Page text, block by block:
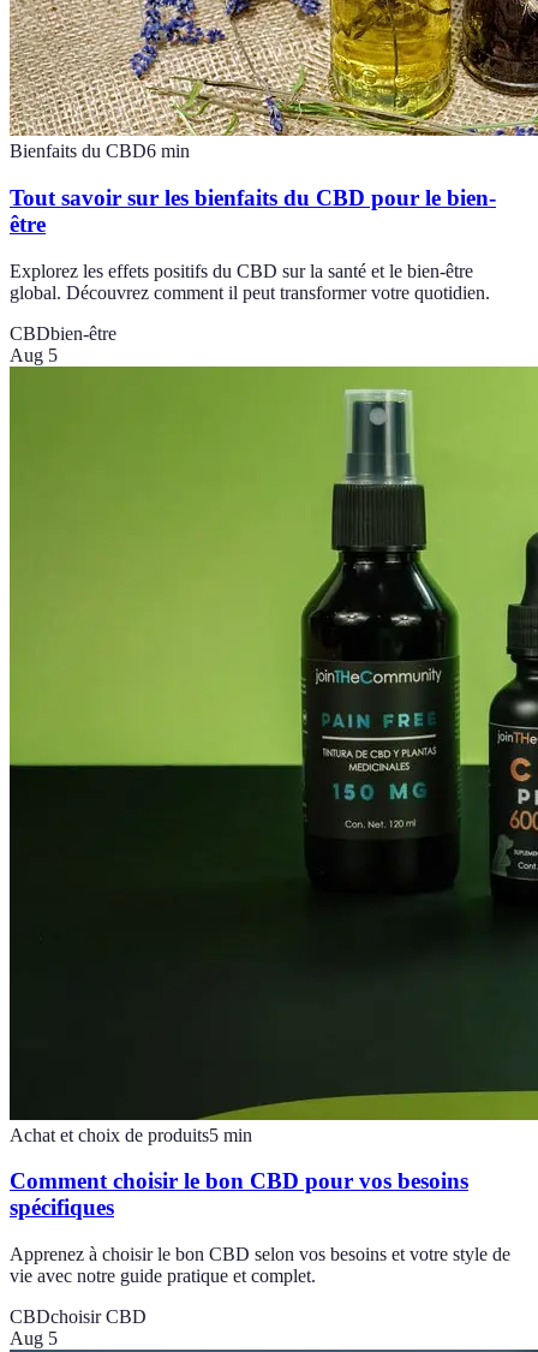
Bienfaits du CBD6 min
Tout savoir sur les bienfaits du CBD pour le bien-
être
Explorez les effets positifs du CBD sur la santé et le bien-être
global. Découvrez comment il peut transformer votre quotidien.
CBDbien-être
Aug 5
Achat et choix de produits5 min
Comment choisir le bon CBD pour vos besoins
spécifiques
Apprenez à choisir le bon CBD selon vos besoins et votre style de
vie avec notre guide pratique et complet.
CBDchoisir CBD
Aug 5